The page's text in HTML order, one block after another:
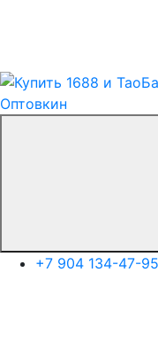
+7 904 134-47-95